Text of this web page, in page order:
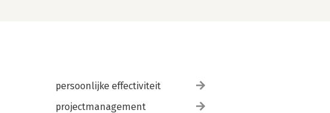
persoonlijke effectiviteit
projectmanagement